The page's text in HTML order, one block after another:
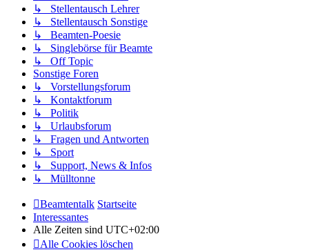
↳ Stellentausch Lehrer
↳ Stellentausch Sonstige
↳ Beamten-Poesie
↳ Singlebörse für Beamte
↳ Off Topic
Sonstige Foren
↳ Vorstellungsforum
↳ Kontaktforum
↳ Politik
↳ Urlaubsforum
↳ Fragen und Antworten
↳ Sport
↳ Support, News & Infos
↳ Mülltonne
Beamtentalk Startseite
Interessantes
Alle Zeiten sind UTC+02:00
Alle Cookies löschen